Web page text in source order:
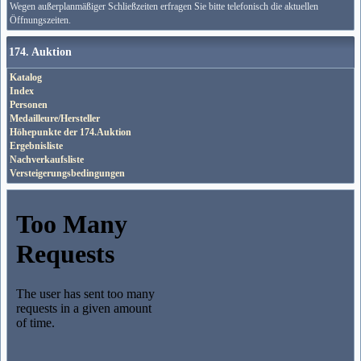
Wegen außerplanmäßiger Schließzeiten erfragen Sie bitte telefonisch die aktuellen
Öffnungszeiten.
174. Auktion
Katalog
Index
Personen
Medailleure/Hersteller
Höhepunkte der 174.Auktion
Ergebnisliste
Nachverkaufsliste
Versteigerungsbedingungen